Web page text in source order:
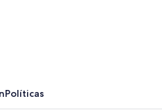
Políticas